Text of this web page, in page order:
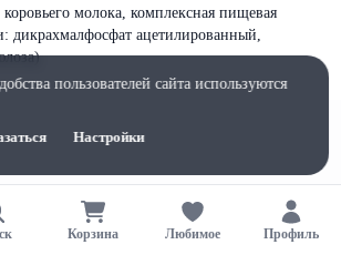
молока, комплексная пищевая
дикрахмалфосфат ацетилированный,
Корзина Любимое Профиль
пользователей сайта используются
Настройки